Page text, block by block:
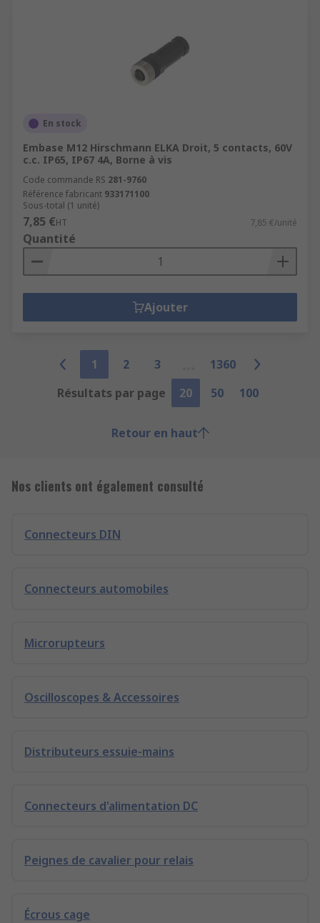
En stock
Embase M12 Hirschmann ELKA Droit, 5 contacts, 60V
c.c. IP65, IP67 4A, Borne à vis
Code commande RS 281-9760
Référence fabricant 933171100
Sous-total (1 unité)
7,85 €HT 7,85 €/unité
Quantité
Ajouter
1 2 3
1360
Résultats par page
20 50 100
Retour en haut
Nos clients ont également consulté
Connecteurs DIN
Connecteurs automobiles
Microrupteurs
Oscilloscopes & Accessoires
Distributeurs essuie-mains
Connecteurs d'alimentation DC
Peignes de cavalier pour relais
Écrous cage